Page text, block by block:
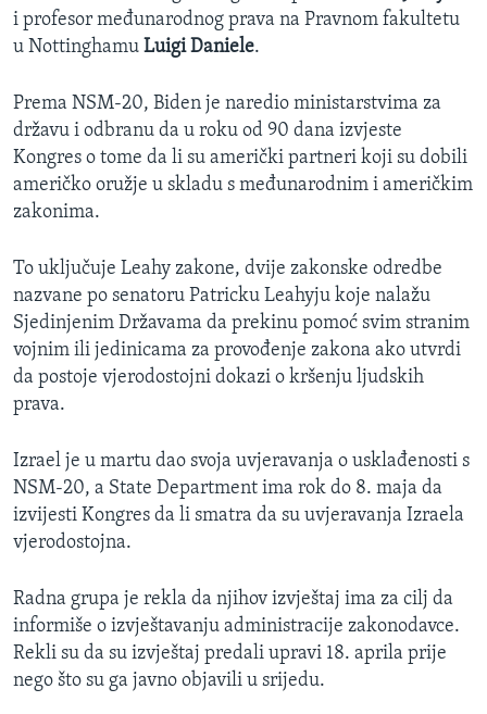
i profesor međunarodnog prava na Pravnom fakultetu
u Nottinghamu Luigi Daniele.
Prema NSM-20, Biden je naredio ministarstvima za
državu i odbranu da u roku od 90 dana izvjeste
Kongres o tome da li su američki partneri koji su dobili
američko oružje u skladu s međunarodnim i američkim
zakonima.
To uključuje Leahy zakone, dvije zakonske odredbe
nazvane po senatoru Patricku Leahyju koje nalažu
Sjedinjenim Državama da prekinu pomoć svim stranim
vojnim ili jedinicama za provođenje zakona ako utvrdi
da postoje vjerodostojni dokazi o kršenju ljudskih
prava.
Izrael je u martu dao svoja uvjeravanja o usklađenosti s
NSM-20, a State Department ima rok do 8. maja da
izvijesti Kongres da li smatra da su uvjeravanja Izraela
vjerodostojna.
Radna grupa je rekla da njihov izvještaj ima za cilj da
informiše o izvještavanju administracije zakonodavce.
Rekli su da su izvještaj predali upravi 18. aprila prije
nego što su ga javno objavili u srijedu.